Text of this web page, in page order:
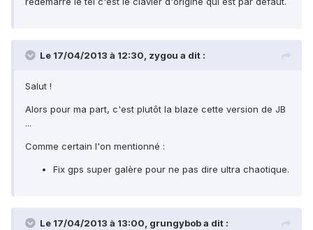
Le 17/04/2013 à 12:30, zygou a dit :
Salut !
Alors pour ma part, c'est plutôt la blaze cette version de JB
...
Comme certain l'on mentionné :
Fix gps super galère pour ne pas dire ultra chaotique.
Le 17/04/2013 à 13:00, grungybob a dit :